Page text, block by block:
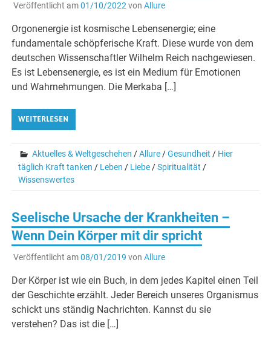
Veröffentlicht am01/10/2022von Allure
Orgonenergie ist kosmische Lebensenergie; eine
fundamentale schöpferische Kraft. Diese wurde von dem
deutschen Wissenschaftler Wilhelm Reich nachgewiesen.
Es ist Lebensenergie, es ist ein Medium für Emotionen
und Wahrnehmungen. Die Merkaba […]
WEITERLESEN
Aktuelles & Weltgeschehen /Allure/Gesundheit / Hier
täglich Kraft tanken / Leben / Liebe/Spiritualität /
Wissenswertes
Seelische Ursache der Krankheiten –
Wenn Dein Körper mit dir spricht
Veröffentlicht am08/01/2019 von Allure
Der Körper ist wie ein Buch, in dem jedes Kapitel einen Teil
der Geschichte erzählt. Jeder Bereich unseres Organismus
schickt uns ständig Nachrichten. Kannst du sie
verstehen? Das ist die […]